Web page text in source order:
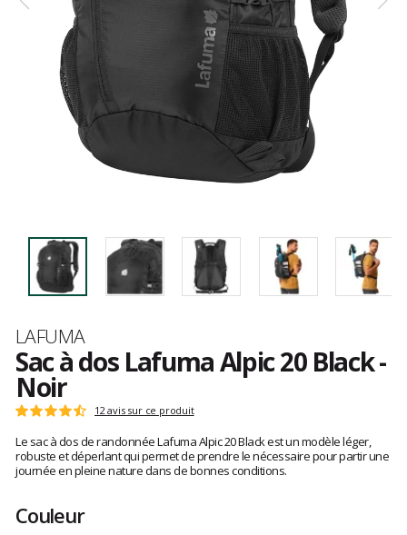
Marque
LAFUMA
Sac à dos Lafuma Alpic 20 Black -
Noir
Les
clients
Note
:
4.8
sur
5
12 avis sur ce produit
Le sac à dos de randonnée Lafuma Alpic 20 Black est un modèle léger,
robuste et déperlant qui permet de prendre le nécessaire pour partir une
journée en pleine nature dans de bonnes conditions.
Couleur